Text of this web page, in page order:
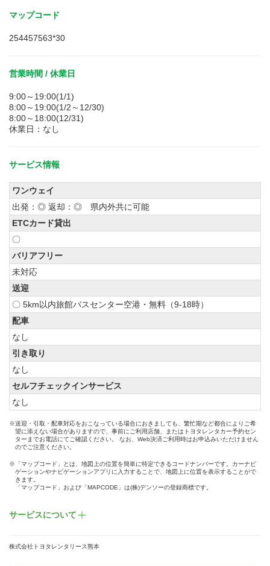
マップコード
254457563*30
営業時間 / 休業日
9:00～19:00(1/1)
8:00～19:00(1/2～12/30)
8:00～18:00(12/31)
休業日：なし
サービス情報
ワンウェイ
出発：◎ 返却：◎ 県内外共に可能
ETCカード貸出
〇
バリアフリー
未対応
送迎
〇 5km以内旅館バスセンター空港・無料（9-18時）
配車
なし
引き取り
なし
セルフチェックインサービス
なし
※送迎・引取・配車対応をおこなっている場合におきましても、繁忙期など都合によりご希
望に添えない場合がありますので、事前にご利用店舗、またはトヨタレンタカー予約セン
ターまでお電話にてご確認ください。 なお、Web決済ご利用時はお申込みいただけません
のでご注意ください。
※「マップコード」とは、地図上の位置を簡単に特定できるコードナンバーです。カーナビ
ゲーションやナビゲーションアプリに入力することで、地図上に位置を表示することがで
きます。
「マップコード」および「MAPCODE」は(株)デンソーの登録商標です。
サービスについて
株式会社トヨタレンタリース熊本